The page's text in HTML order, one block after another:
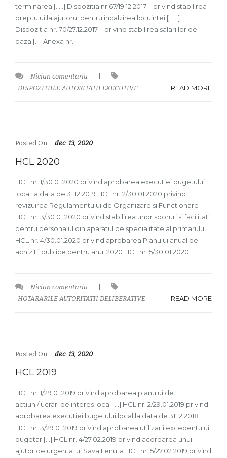
terminarea […..] Dispozitia nr.67/19.12.2017 – privind stabilirea
dreptului la ajutorul pentru incalzirea locuintei [……]
Dispozitia nr. 70/27.12.2017 – privind stabilirea salariilor de
baza […] Anexa nr.
Niciun comentariu
DISPOZITIILE AUTORITATII EXECUTIVE
READ MORE
Posted On dec. 13, 2020
HCL 2020
HCL nr. 1/30.01.2020 privind aprobarea executiei bugetului
local la data de 31.12.2019 HCL nr. 2/30.01.2020 privind
revizuirea Regulamentului de Organizare si Functionare
HCL nr. 3/30.01.2020 privind stabilirea unor sporuri si facilitati
pentru personalul din aparatul de specialitate al primarului
HCL nr. 4/30.01.2020 privind aprobarea Planului anual de
achizitii publice pentru anul 2020 HCL nr. 5/30.01.2020
Niciun comentariu
HOTARARILE AUTORITATII DELIBERATIVE
READ MORE
Posted On dec. 13, 2020
HCL 2019
HCL nr. 1/29.01.2019 privind aprobarea planului de
actiuni/lucrari de interes local […] HCL nr. 2/29.01.2019 privind
aprobarea executiei bugetului local la data de 31.12.2018
HCL nr. 3/29.01.2019 privind aprobarea utilizarii excedentului
bugetar […] HCL nr. 4/27.02.2019 privind acordarea unui
ajutor de urgenta lui Sava Lenuta HCL nr. 5/27.02.2019 privind